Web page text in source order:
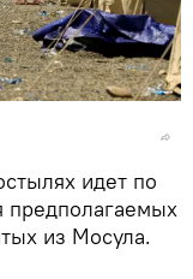
идет по
предполагаемых
из Мосула.